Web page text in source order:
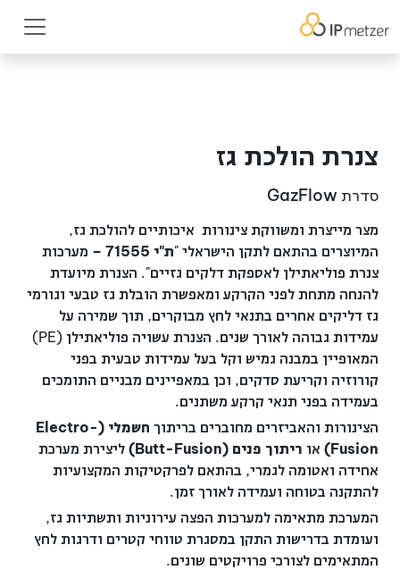
צנרת הולכת גז
סדרת GazFlow
מצר מייצרת ומשווקת צינורות איכותיים להולכת גז,
המיוצרים בהתאם לתקן הישראלי "ת"י 71555 –
מערכות
צנרת פוליאתילן לאספקת דלקים גזיים". הצנרת מיועדת
להנחה מתחת לפני הקרקע ומאפשרת הובלת גז טבעי וגורמי
גז דליקים אחרים בתנאי לחץ מבוקרים, תוך שמירה על
עמידות גבוהה לאורך שנים. הצנרת עשויה פוליאתילן (PE)
המאופיין במבנה גמיש וקל בעל עמידות טבעית בפני
קורוזיה וקריעת סדקים, וכן במאפיינים מבניים התומכים
בעמידה בפני תנאי קרקע משתנים.
הצינורות והאביזרים מחוברים בריתוך חשמלי
(Electro-
Fusion)
או ריתוך פנים (Butt-Fusion)
ליצירת מערכת
אחידה ואטומה לגמרי, בהתאם לפרקטיקות המקצועיות
להתקנה בטוחה ועמידה לאורך זמן.
המערכת מתאימה למערכות הפצה עירוניות ותשתיות גז,
ועומדת בדרישות התקן במסגרת טווחי קטרים ודרגות לחץ
המתאימים לצורכי פרויקטים שונים.